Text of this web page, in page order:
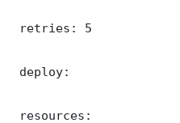
retries: 5
deploy:
resources: